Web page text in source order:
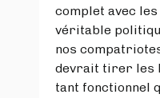
complet avec
véritable
nos
devrait tirer les
tant fonctionnel